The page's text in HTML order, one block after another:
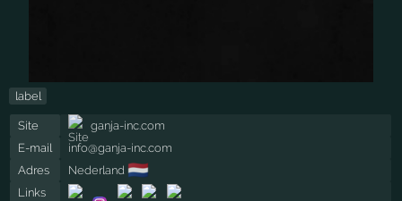
label
Site
ganja-inc.com
E-mail
info@ganja-inc.com
Adres
Nederland 🇳🇱
Links